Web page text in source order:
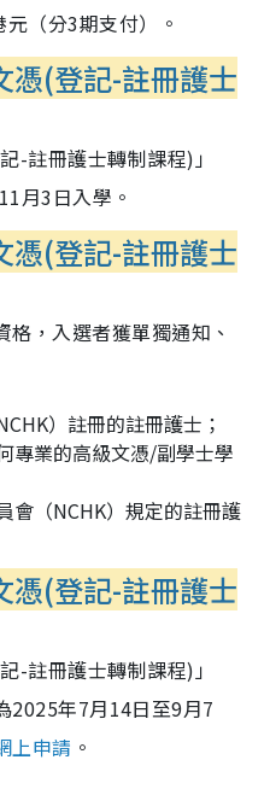
（分3期支付）。
憑(登記-註冊護士
-註冊護士轉制課程)」
月3日入學。
憑(登記-註冊護士
格，入選者獲單獨通知、
）註冊的註冊護士；
專業的高級文憑/副學士學
會（NCHK）規定的註冊護
憑(登記-註冊護士
-註冊護士轉制課程)」
2025年7月14日至9月7
上申請 。